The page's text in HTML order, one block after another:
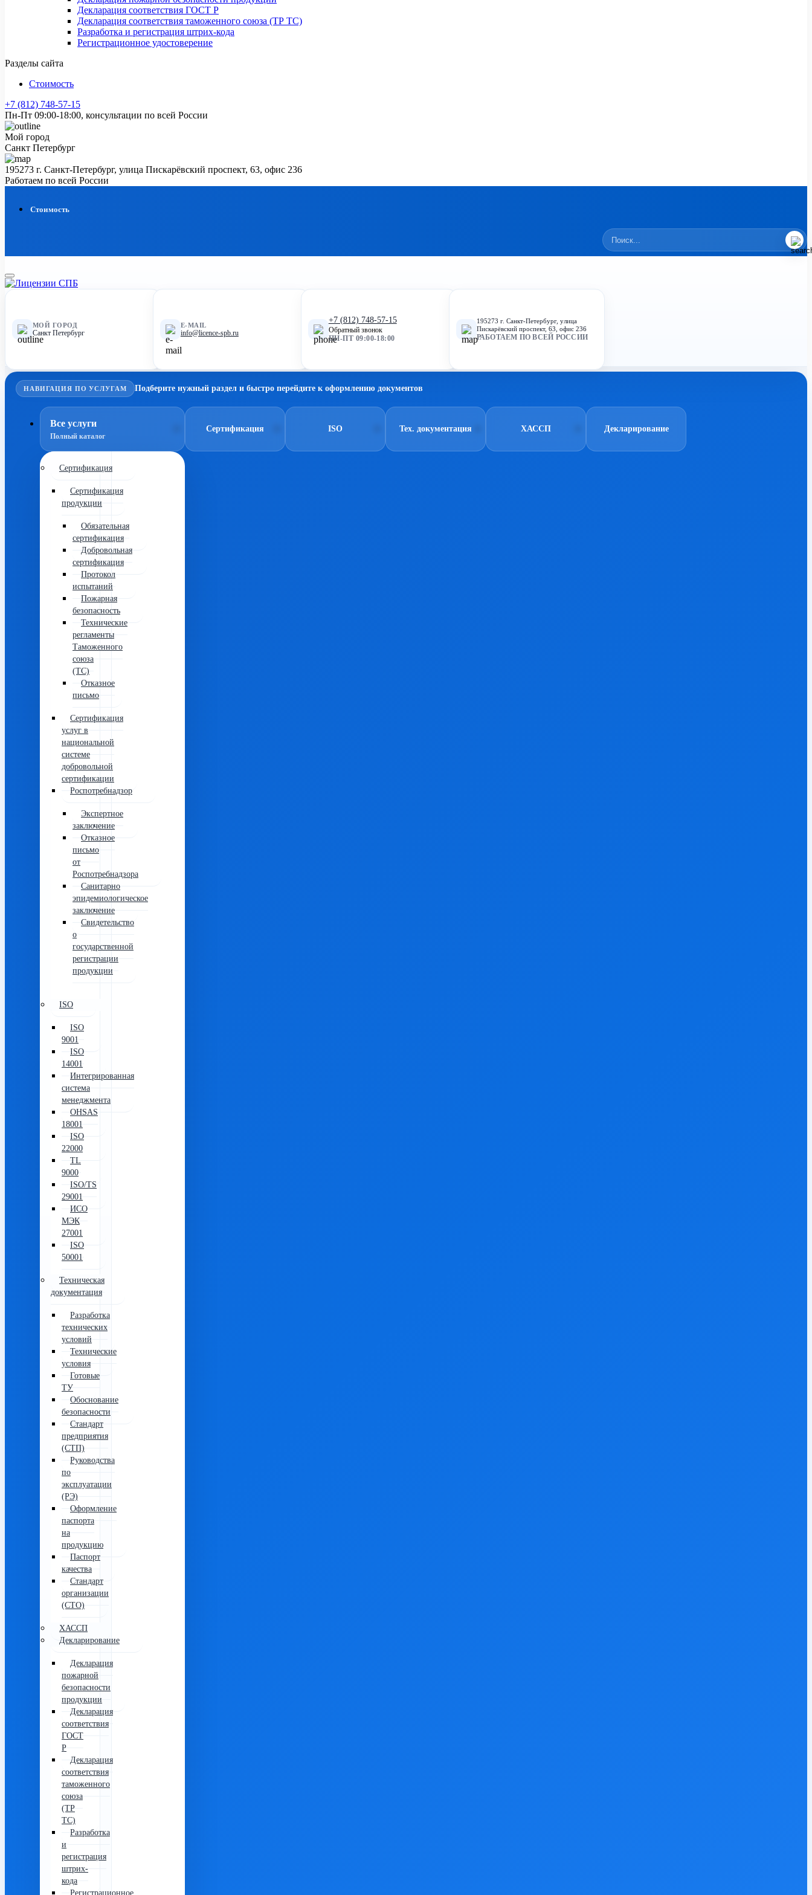
Декларация соответствия ГОСТ Р
Декларация соответствия таможенного союза (ТР ТС)
Разработка и регистрация штрих-кода
Регистрационное удостоверение
Разделы сайта
Стоимость
+7 (812) 748-57-15
Пн-Пт 09:00-18:00, консультации по всей России
Мой город
Санкт Петербург
195273 г. Санкт-Петербург, улица Пискарёвский проспект, 63, офис 236
Работаем по всей России
Стоимость
МОЙ ГОРОД
Санкт Петербург
E-MAIL
info@licence-spb.ru
+7 (812) 748-57-15
Обратный звонок
ПН-ПТ 09:00-18:00
195273 г. Санкт-Петербург, улица
Пискарёвский проспект, 63, офис 236
РАБОТАЕМ ПО ВСЕЙ РОССИИ
НАВИГАЦИЯ ПО УСЛУГАМ Подберите нужный раздел и быстро перейдите к оформлению документов
Все услуги
Полный каталог
Сертификация
Сертификация
продукции
Обязательная
сертификация
Добровольная
сертификация
Протокол
испытаний
Пожарная
безопасность
Технические
регламенты
Таможенного
союза
(ТС)
Отказное
письмо
Сертификация
услуг в
национальной
системе
добровольной
сертификации
Роспотребнадзор
Экспертное
заключение
Отказное
письмо
от
Роспотребнадзора
Санитарно
эпидемиологическое
заключение
Свидетельство
о
государственной
регистрации
продукции
ISO
ISO
9001
ISO
14001
Интегрированная
система
менеджмента
OHSAS
18001
ISO
22000
TL
9000
ISO/TS
29001
ИСО
МЭК
27001
ISO
50001
Техническая
документация
Разработка
технических
условий
Технические
условия
Готовые
ТУ
Обоснование
безопасности
Стандарт
предприятия
(СТП)
Руководства
по
эксплуатации
(РЭ)
Оформление
паспорта
на
продукцию
Паспорт
качества
Стандарт
организации
(СТО)
ХАССП
Декларирование
Декларация
пожарной
безопасности
продукции
Декларация
соответствия
ГОСТ
Р
Декларация
соответствия
таможенного
союза
(ТР
ТС)
Разработка
и
регистрация
штрих-
кода
Регистрационное
Сертификация ISO Тех. документация ХАССП Декларирование